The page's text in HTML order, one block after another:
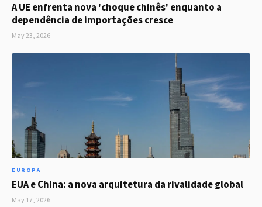
A UE enfrenta nova 'choque chinês' enquanto a
dependência de importações cresce
May 23, 2026
EUROPA
EUA e China: a nova arquitetura da rivalidade global
May 17, 2026